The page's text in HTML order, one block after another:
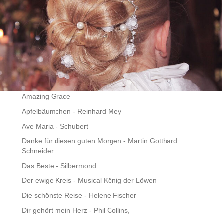
Amazing Grace
Apfelbäumchen - Reinhard Mey
Ave Maria - Schubert
Danke für diesen guten Morgen - Martin Gotthard
Schneider
Das Beste - Silbermond
Der ewige Kreis - Musical König der Löwen
Die schönste Reise - Helene Fischer
Dir gehört mein Herz - Phil Collins,